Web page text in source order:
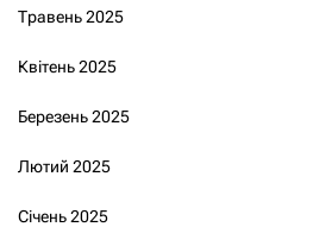
Травень 2025
Квітень 2025
Березень 2025
Лютий 2025
Січень 2025